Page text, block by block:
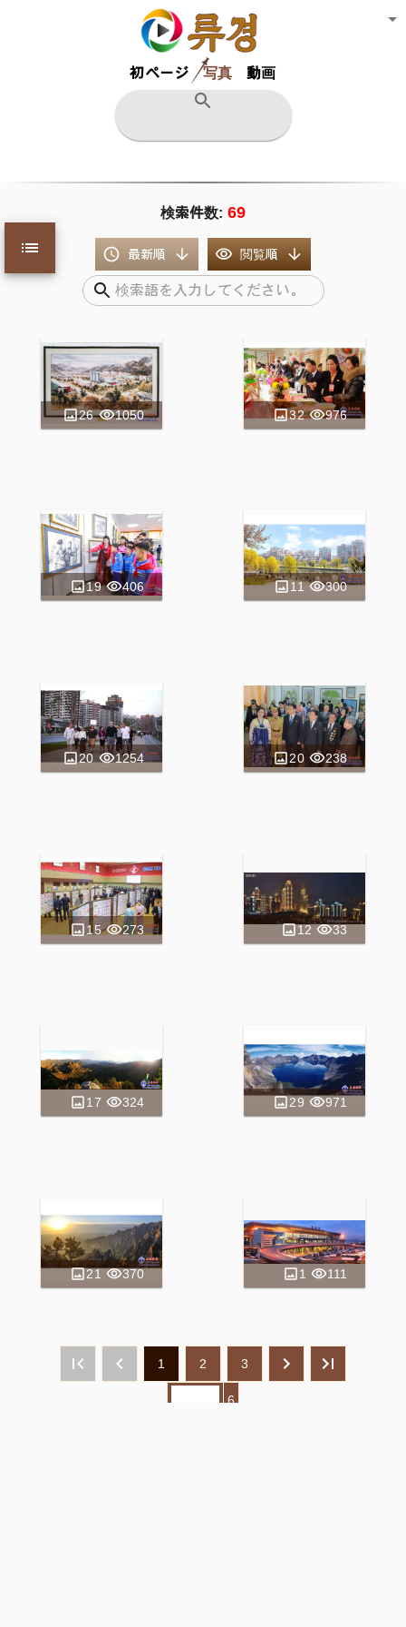
初ページ 写真 動画
検索件数: 69
最新順 閲覧順
金日成
26 1050 32 976
19 406 11 300
20 1254 20 238
15 273 12 33
17 324 29 971
21 370 1 111
1 2 3
6